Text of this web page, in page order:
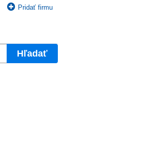
Pridať firmu
Hľadať